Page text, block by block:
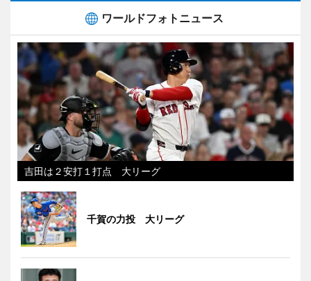
ワールドフォトニュース
吉田は２安打１打点 大リーグ
千賀の力投 大リーグ